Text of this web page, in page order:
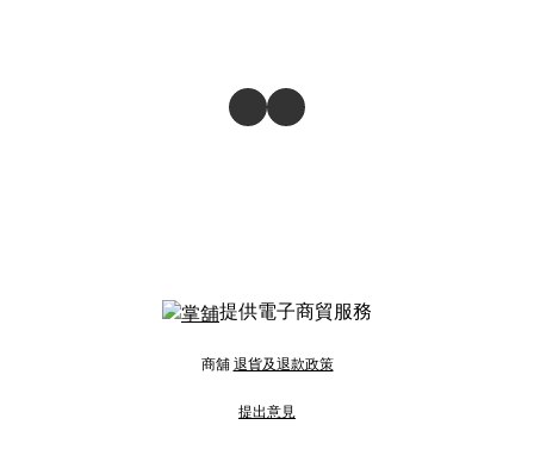
提供電子商貿服務
商舖 退貨及退款政策
提出意見